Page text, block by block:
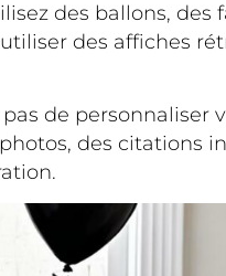
des ballons, des
des affiches
de
des citations